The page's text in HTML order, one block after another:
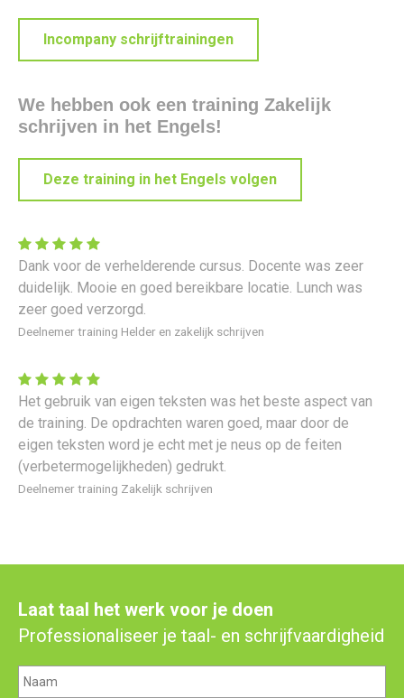
Incompany schrijftrainingen
We hebben ook een training Zakelijk
schrijven in het Engels!
Deze training in het Engels volgen
Dank voor de verhelderende cursus. Docente was zeer
duidelijk. Mooie en goed bereikbare locatie. Lunch was
zeer goed verzorgd.
Deelnemer training Helder en zakelijk schrijven
Het gebruik van eigen teksten was het beste aspect van
de training. De opdrachten waren goed, maar door de
eigen teksten word je echt met je neus op de feiten
(verbetermogelijkheden) gedrukt.
Deelnemer training Zakelijk schrijven
Laat taal het werk voor je doen
Professionaliseer je taal- en schrijfvaardigheid